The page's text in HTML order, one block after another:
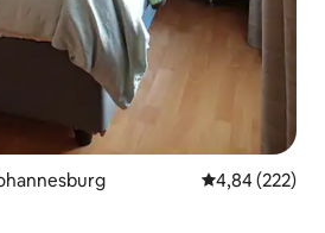
4,84 de uma
4,84 (222)